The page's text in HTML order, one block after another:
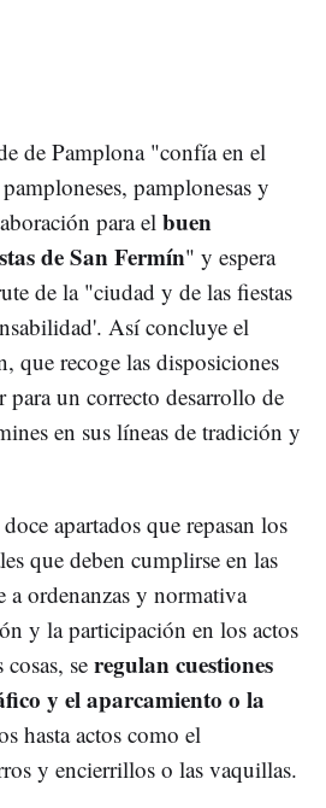
de Pamplona "confía en el
pamplonesas y
para el buen
de San Fermín" y espera
de la "ciudad y de las fiestas
Así concluye el
que recoge las disposiciones
para un correcto desarrollo de
en sus líneas de tradición y
apartados que repasan los
que deben cumplirse en las
a ordenanzas y normativa
y la participación en los actos
seregulan cuestiones
y el aparcamiento o la
hasta actos como el
y encierrillos o las vaquillas.